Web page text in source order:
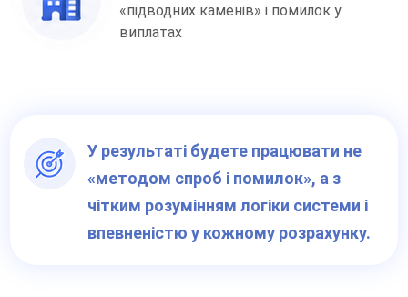
«підводних каменів» і помилок у
виплатах
У результаті будете працювати не
«методом спроб і помилок», а з
чітким розумінням логіки системи і
впевненістю у кожному розрахунку.